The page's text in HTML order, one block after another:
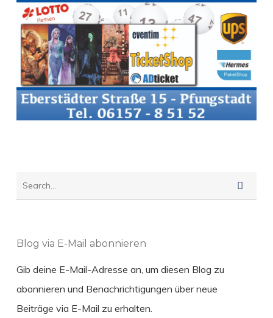
Blog via E-Mail abonnieren
Gib deine E-Mail-Adresse an, um diesen Blog zu
abonnieren und Benachrichtigungen über neue
Beiträge via E-Mail zu erhalten.